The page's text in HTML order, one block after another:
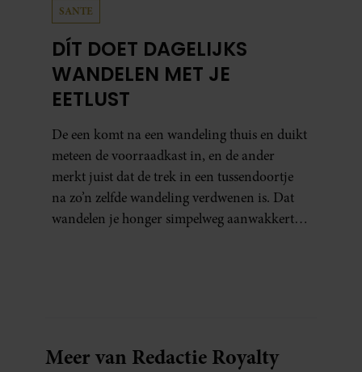
SANTE
DÍT DOET DAGELIJKS
WANDELEN MET JE
EETLUST
De een komt na een wandeling thuis en duikt
meteen de voorraadkast in, en de ander
merkt juist dat de trek in een tussendoortje
na zo’n zelfde wandeling verdwenen is. Dat
wandelen je honger simpelweg aanwakkert,
Meer van Redactie Royalty